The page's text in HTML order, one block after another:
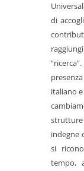
di
italiano
indegne
si
tempo,